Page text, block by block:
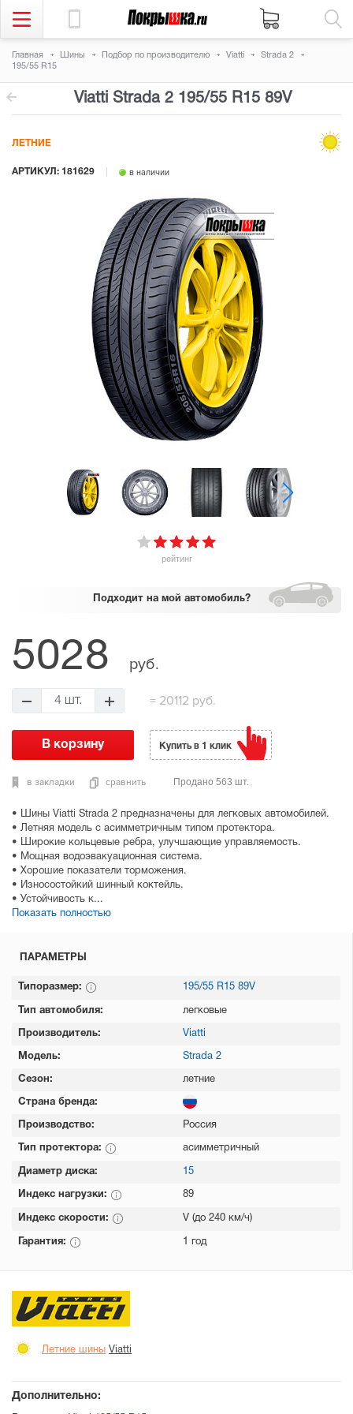
Главная Шины Подбор по производителю Viatti
Strada 2
195/55 R15
Viatti Strada 2 195/55 R15 89V
рейтинг
АРТИКУЛ: 181629 в наличии
ЛЕТНИЕ
Подходит на мой автомобиль?
• Шины Viatti Strada 2 предназначены для легковых автомобилей.
• Летняя модель с асимметричным типом протектора.
• Широкие кольцевые ребра, улучшающие управляемость.
• Мощная водоэвакуационная система.
• Хорошие показатели торможения.
• Износостойкий шинный коктейль.
• Устойчивость к...
Показать полностью
5028 руб.
4 шт. = 20112 руб.
в закладки сравнить
Купить в 1 клик
Продано 563 шт.
ПАРАМЕТРЫ
Типоразмер: 195/55 R15 89V
Тип автомобиля: легковые
Производитель: Viatti
Модель: Strada 2
Сезон: летние
Страна бренда:
Производство: Россия
Тип протектора: асимметричный
Диаметр диска: 15
Индекс нагрузки: 89
Индекс скорости: V (до 240 км/ч)
Гарантия: 1 год
Летние шины Viatti
Дополнительно: